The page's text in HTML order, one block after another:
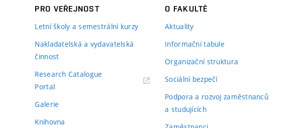
PRO VEŘEJNOST
Letní školy a semestrální kurzy
Nakladatelská a vydavatelská
činnost
Research Catalogue
Portal
Galerie
Knihovna
O FAKULTĚ
Aktuality
Informační tabule
Organizační struktura
Sociální bezpečí
Podpora a rozvoj zaměstnanců
a studujících